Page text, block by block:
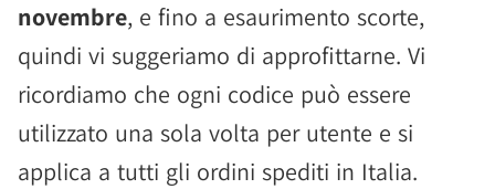
novembre, e fino a esaurimento scorte,
quindi vi suggeriamo di approfittarne. Vi
ricordiamo che ogni codice può essere
utilizzato una sola volta per utente e si
applica a tutti gli ordini spediti in Italia.